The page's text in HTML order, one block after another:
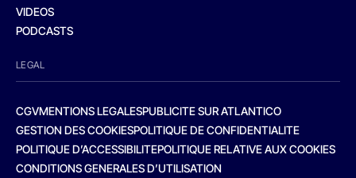
VIDEOS
PODCASTS
LEGAL
CGVMENTIONS LEGALESPUBLICITE SUR ATLANTICO
GESTION DES COOKIESPOLITIQUE DE CONFIDENTIALITE
POLITIQUE D’ACCESSIBILITEPOLITIQUE RELATIVE AUX COOKIES
CONDITIONS GENERALES D’UTILISATION